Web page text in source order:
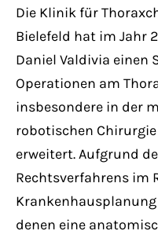
Die Klinik für
Bielefeld hat im Jahr
Daniel Valdivia einen
Operationen am
insbesondere in der
robotischen
erweitert. Aufgrund
Rechtsverfahrens im
Krankenhausplanung
denen eine